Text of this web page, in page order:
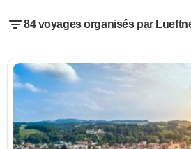
84 voyages organisés par